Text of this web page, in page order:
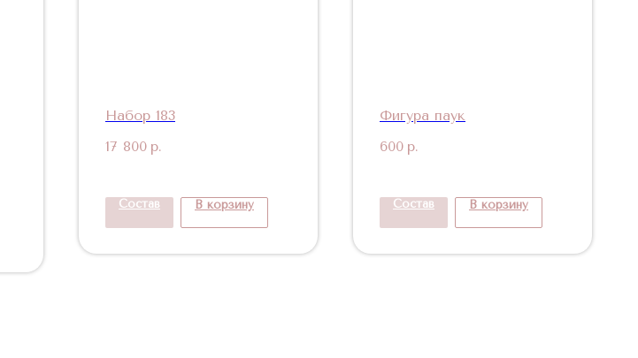
Набор 183
17 800 р.
Состав В корзину
Фигура паук
600 р.
Состав В корзину